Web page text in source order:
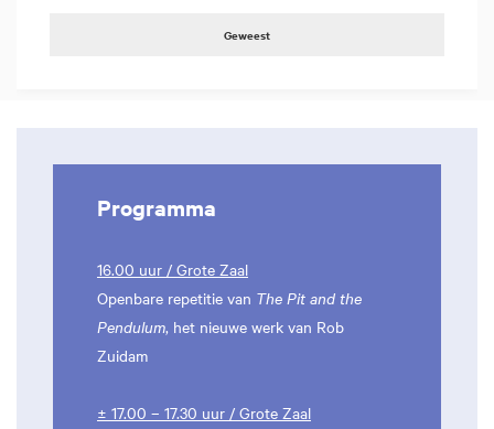
Geweest
Programma
16.00 uur / Grote Zaal
Openbare repetitie van The Pit and the
Pendulum, het nieuwe werk van Rob
Zuidam
± 17.00 – 17.30 uur / Grote Zaal